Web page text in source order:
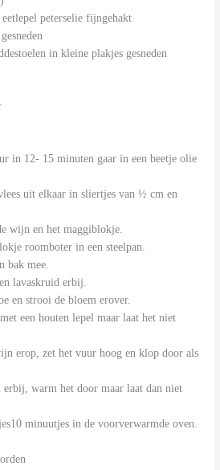
peterselie fijngehakt
in kleine plakjes gesneden
in 12- 15 minuten gaar in een beetje olie
uit elkaar in sliertjes van ½ cm en
wijn en het maggiblokje.
roomboter in een steelpan.
bak mee.
lavaskruid erbij.
en strooi de bloem erover.
een houten lepel maar laat het niet
erop, zet het vuur hoog en klop door als
erbij, warm het door maar laat dan niet
minuutjes in de voorverwarmde oven.